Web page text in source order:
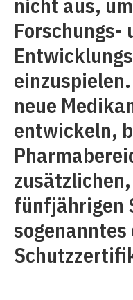
Forschungs-
neue
entwickeln,
fünfjährigen
sogenanntes